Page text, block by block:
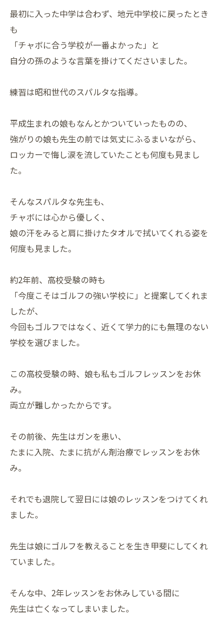
最初に入った中学は合わず、地元中学校に戻ったとき
も
「チャボに合う学校が一番よかった」と
自分の孫のような言葉を掛けてくださいました。
練習は昭和世代のスパルタな指導。
平成生まれの娘もなんとかついていったものの、
強がりの娘も先生の前では気丈にふるまいながら、
ロッカーで悔し涙を流していたことも何度も見まし
た。
そんなスパルタな先生も、
チャボには心から優しく、
娘の汗をみると肩に掛けたタオルで拭いてくれる姿を
何度も見ました。
約2年前、高校受験の時も
「今度こそはゴルフの強い学校に」と提案してくれま
したが、
今回もゴルフではなく、近くて学力的にも無理のない
学校を選びました。
この高校受験の時、娘も私もゴルフレッスンをお休
み。
両立が難しかったからです。
その前後、先生はガンを患い、
たまに入院、たまに抗がん剤治療でレッスンをお休
み。
それでも退院して翌日には娘のレッスンをつけてくれ
ました。
先生は娘にゴルフを教えることを生き甲斐にしてくれ
ていました。
そんな中、2年レッスンをお休みしている間に
先生は亡くなってしまいました。